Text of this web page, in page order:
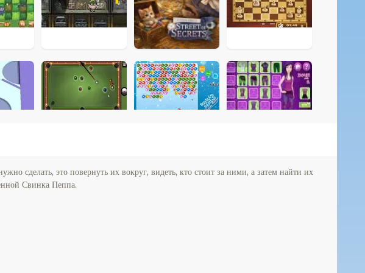
сделать, это повернуть их вокруг, видеть, кто стоит за ними, а затем найти их
Свинка Пеппа.